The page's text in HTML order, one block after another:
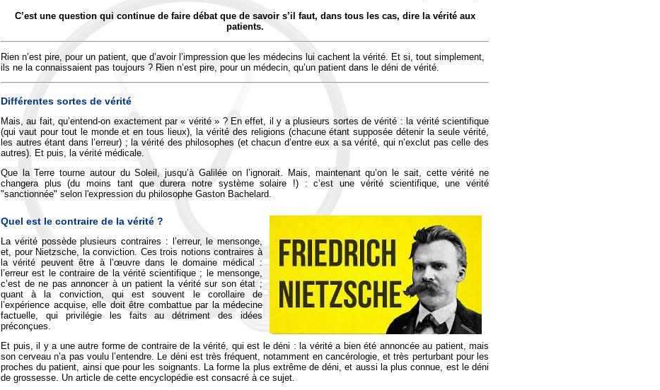
C’est une question qui continue de faire débat que de savoir s’il faut, dans tous les cas, dire la vérité aux
patients.
Rien n’est pire, pour un patient, que d’avoir l’impression que les médecins lui cachent la vérité. Et si, tout simplement,
ils ne la connaissaient pas toujours ? Rien n’est pire, pour un médecin, qu’un patient dans le déni de vérité.
Différentes sortes de vérité
Mais, au fait, qu’entend-on exactement par « vérité » ? En effet, il y a plusieurs sortes de vérité : la vérité scientifique
(qui vaut pour tout le monde et en tous lieux), la vérité des religions (chacune étant supposée détenir la seule vérité,
les autres étant dans l’erreur) ; la vérité des philosophes (et chacun d’entre eux a sa vérité, qui n’exclut pas celle des
autres). Et puis, la vérité médicale.
Que la Terre tourne autour du Soleil, jusqu’à Galilée on l’ignorait. Mais, maintenant qu’on le sait, cette vérité ne
changera plus (du moins tant que durera notre système solaire !) : c’est une vérité scientifique, une vérité
"sanctionnée" selon l'expression du philosophe Gaston Bachelard.
Quel est le contraire de la vérité ?
La vérité possède plusieurs contraires : l’erreur, le mensonge,
et, pour Nietzsche, la conviction. Ces trois notions contraires à
la vérité peuvent être à l’œuvre dans le domaine médical :
l’erreur est le contraire de la vérité scientifique ; le mensonge,
c’est de ne pas annoncer à un patient la vérité sur son état ;
quant à la conviction, qui est souvent le corollaire de
l’expérience acquise, elle doit être combattue par la médecine
factuelle, qui privilégie les faits au détriment des idées
préconçues.
Et puis, il y a une autre forme de contraire de la vérité, qui est le déni : la vérité a bien été annoncée au patient, mais
son cerveau n’a pas voulu l’entendre. Le déni est très fréquent, notamment en cancérologie, et très perturbant pour les
proches du patient, ainsi que pour les soignants. La forme la plus extrême de déni, et aussi la plus connue, est le déni
de grossesse. Un article de cette encyclopédie est consacré à ce sujet.